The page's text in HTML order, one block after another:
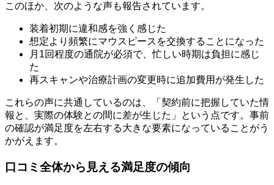
このほか、次のような声も報告されています。
装着初期に違和感を強く感じた
想定より頻繁にマウスピースを交換することになった
月1回程度の通院が必須で、忙しい時期は負担に感じ
た
再スキャンや治療計画の変更時に追加費用が発生した
これらの声に共通しているのは、「契約前に把握していた情
報と、実際の体験との間に差が生じた」という点です。事前
の確認が満足度を左右する大きな要素になっていることがう
かがえます。
口コミ全体から見える満足度の傾向